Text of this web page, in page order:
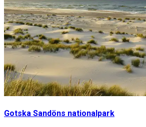
Gotska Sandöns nationalpark